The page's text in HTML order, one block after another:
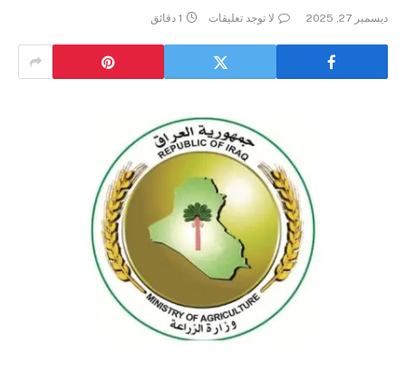
ديسمبر 27, 2025 لا توجد تعليقات 1 دقائق